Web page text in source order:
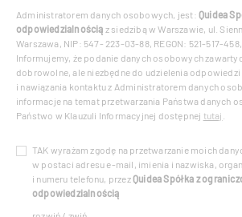
Administratorem danych osobowych, jest: Quidea
odpowiedzialnością z siedzibą w Warszawie, ul.
Warszawa, NIP: 547- 223-03-88, REGON: 521-517-
Informujemy, że podanie danych osobowych
dobrowolne, ale niezbędne do udzielenia odpowiedzi
i nawiązania kontaktu z Administratorem danych
informacje na temat przetwarzania Państwa danych
Państwo w Klauzuli Informacyjnej dostępnej tutaj
TAK wyrażam zgodę na przetwarzanie moich
w postaci adresu e-mail, imienia i nazwiska,
i numeru telefonu, przezQuidea Spółka z
odpowiedzialnością